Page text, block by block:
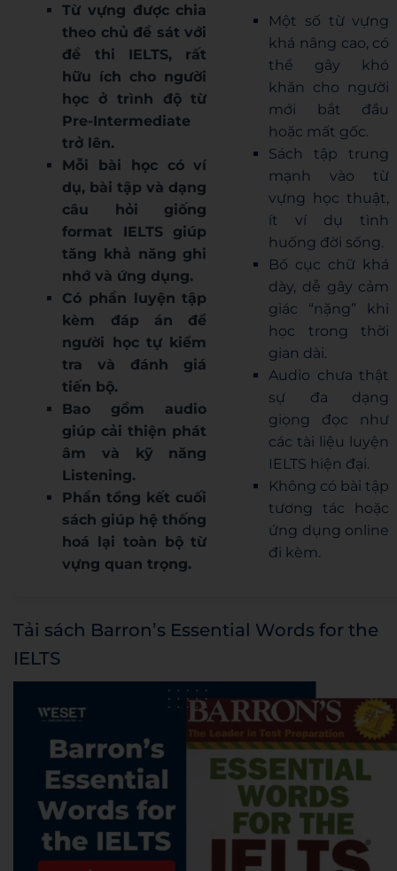
Từ vựng được chia
theo chủ đề sát với
đề thi IELTS, rất
hữu ích cho người
học ở trình độ từ
Pre-Intermediate
trở lên.
Mỗi bài học có ví
dụ, bài tập và dạng
câu hỏi giống
format IELTS giúp
tăng khả năng ghi
nhớ và ứng dụng.
Có phần luyện tập
kèm đáp án để
người học tự kiểm
tra và đánh giá
tiến bộ.
Bao gồm audio
giúp cải thiện phát
âm và kỹ năng
Listening.
Phần tổng kết cuối
sách giúp hệ thống
hoá lại toàn bộ từ
vựng quan trọng.
Một số từ vựng
khá nâng cao, có
thể gây khó
khăn cho người
mới bắt đầu
hoặc mất gốc.
Sách tập trung
mạnh vào từ
vựng học thuật,
ít ví dụ tình
huống đời sống.
Bố cục chữ khá
dày, dễ gây cảm
giác “nặng” khi
học trong thời
gian dài.
Audio chưa thật
sự đa dạng
giọng đọc như
các tài liệu luyện
IELTS hiện đại.
Không có bài tập
tương tác hoặc
ứng dụng online
đi kèm.
Tải sách Barron’s Essential Words for the
IELTS